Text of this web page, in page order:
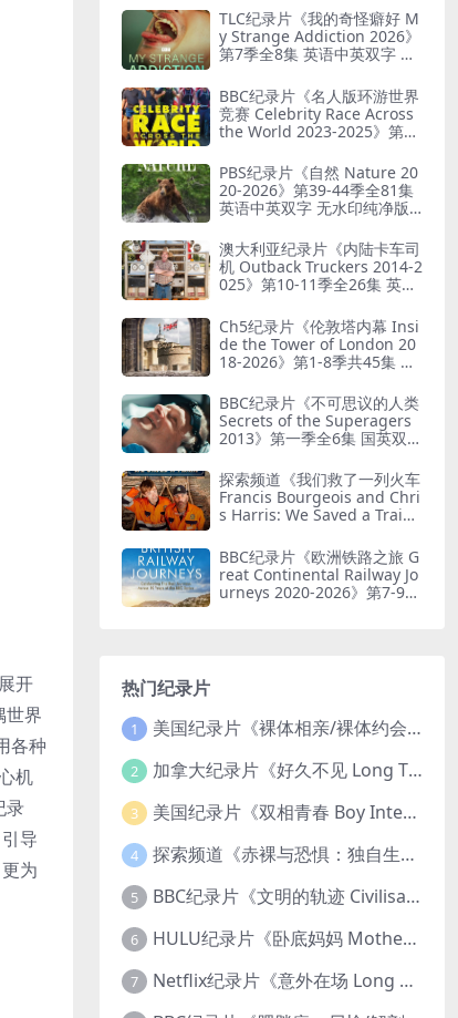
开
世界
各种
机
录
导
为
英双字 无水印纯净版 被遗弃
之谜
TLC纪录片《我的奇怪癖好 M
y Strange Addiction 2026》
第7季全8集 英语中英双字 官
BBC纪录片《名人版环游世界
竞赛 Celebrity Race Across
the World 2023-2025》第1-
水印纯净版 1080P/MKV/44.8
G 旅行竞赛
PBS纪录片《自然 Nature 20
20-2026》第39-44季全81集
英语中英双字 无水印纯净版 1
澳大利亚纪录片《内陆卡车司
机 Outback Truckers 2014-2
025》第10-11季全26集 英语
P/MKV/37.9G 澳洲公路运输
业
Ch5纪录片《伦敦塔内幕 Insi
de the Tower of London 20
18-2026》第1-8季共45集 英
80P/MKV/67.1G 走进伦敦塔
BBC纪录片《不可思议的人类
Secrets of the Superagers
2013》第一季全6集 国英双语
清/2160P/MKV/62.1G 长寿的
秘诀
探索频道《我们救了一列火车
Francis Bourgeois and Chri
s Harris: We Saved a Train
双字 无水印纯净版 1080P/M
KV/19.6G 火车修复
BBC纪录片《欧洲铁路之旅 G
reat Continental Railway Jo
urneys 2020-2026》第7-9季
热门纪录片
1 美国纪录片《裸体相亲/裸体约会 Dating Naked 2014-2016》第1-3季全33集 英语中英双字 无水印纯净版 1080P/MKV/85.6G 裸体相亲真人秀
2 加拿大纪录片《好久不见 Long Time Comin 1993》英语中英双字 官方纯净版 1080P/MKV/1G 女同性艺术家
3 美国纪录片《双相青春 Boy Interrupted 2009》英语中英双字 官方纯净版 1080P/MKV/1.43G 青少年躁郁症
4 探索频道《赤裸与恐惧：独自生存/赤裸荒野求生 Naked and Afraid: Solo 2023》第一季全8集 英语中英双字 官方纯净版 高码1080P/MKV/45.4G
5 BBC纪录片《文明的轨迹 Civilisations 1969》全13集 英语中英双字 高清收藏版 1080P/MKV/64.1G 西方艺术史话
6 HULU纪录片《卧底妈妈 Mother Undercover 2023》全4集 英语中英双字 官方纯净版 1080P/MKV/7.6G 拯救孩子
7 Netflix纪录片《意外在场 Long Shot 2017》英语中字 720P/NKV/1.06GB 美国谋杀误判案件